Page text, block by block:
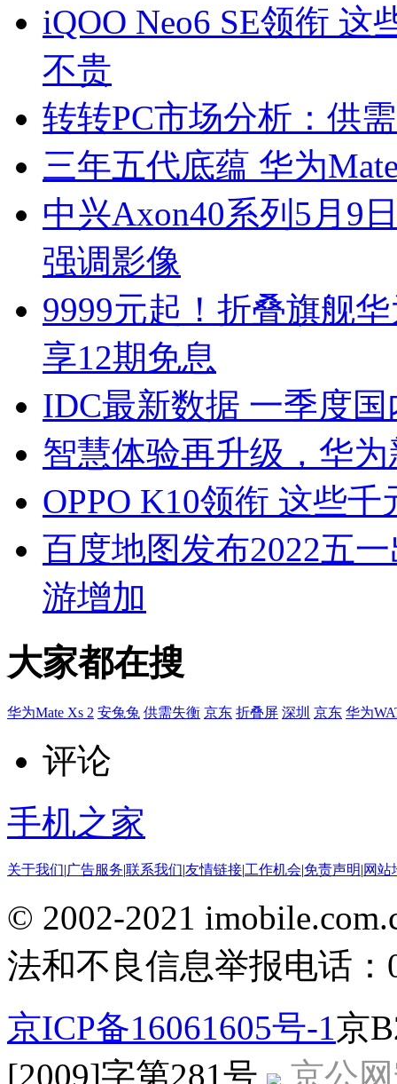
iQOO Neo6 SE领衔
不贵
转转PC市场分析：供
三年五代底蕴 华为
中兴Axon40系列5月9
强调影像
9999元起！折叠旗舰
享12期免息
IDC最新数据 一季度
智慧体验再升级，华
OPPO K10领衔 这些
百度地图发布2022五
游增加
大家都在搜
华为Mate Xs 2 安兔兔 供需失衡 京东 折叠屏 深圳 京东 华为
评论
手机之家
关于我们|广告服务|联系我们|友情链接|工作机会|免责声明|网站
© 2002-2021
法和不良信息举报电话：
京ICP备16061605号-1京
[2009]字第281号
京公